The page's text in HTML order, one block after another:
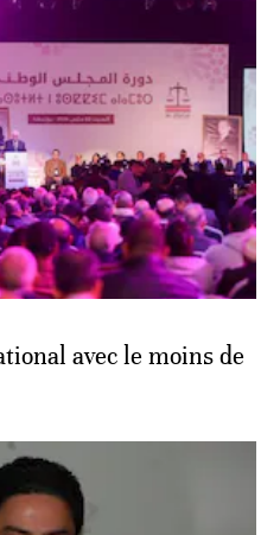
avec le moins de